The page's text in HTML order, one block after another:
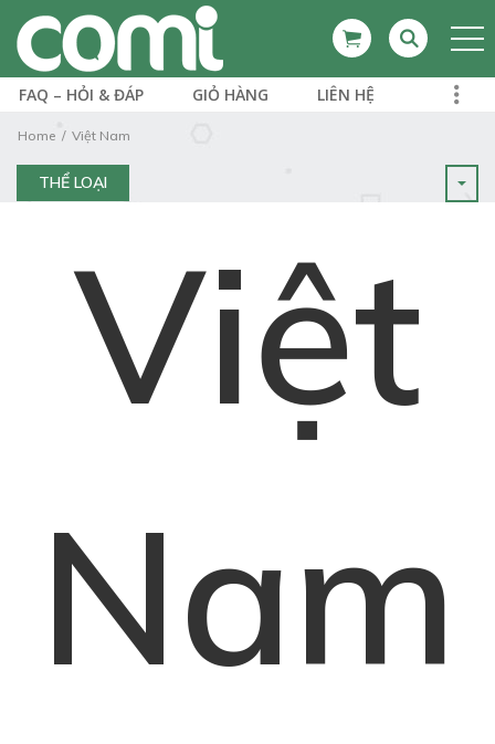
FAQ – HỎI & ĐÁP GIỎ HÀNG LIÊN HỆ
Home Việt Nam
THỂ LOẠI
Việt
Nam